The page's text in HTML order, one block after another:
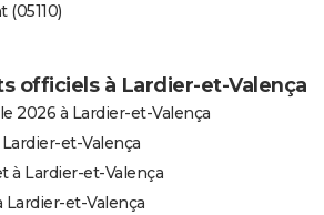
officiels à Lardier-et-Valença
2026 à Lardier-et-Valença
et-Valença
à Lardier-et-Valença
Lardier-et-Valença